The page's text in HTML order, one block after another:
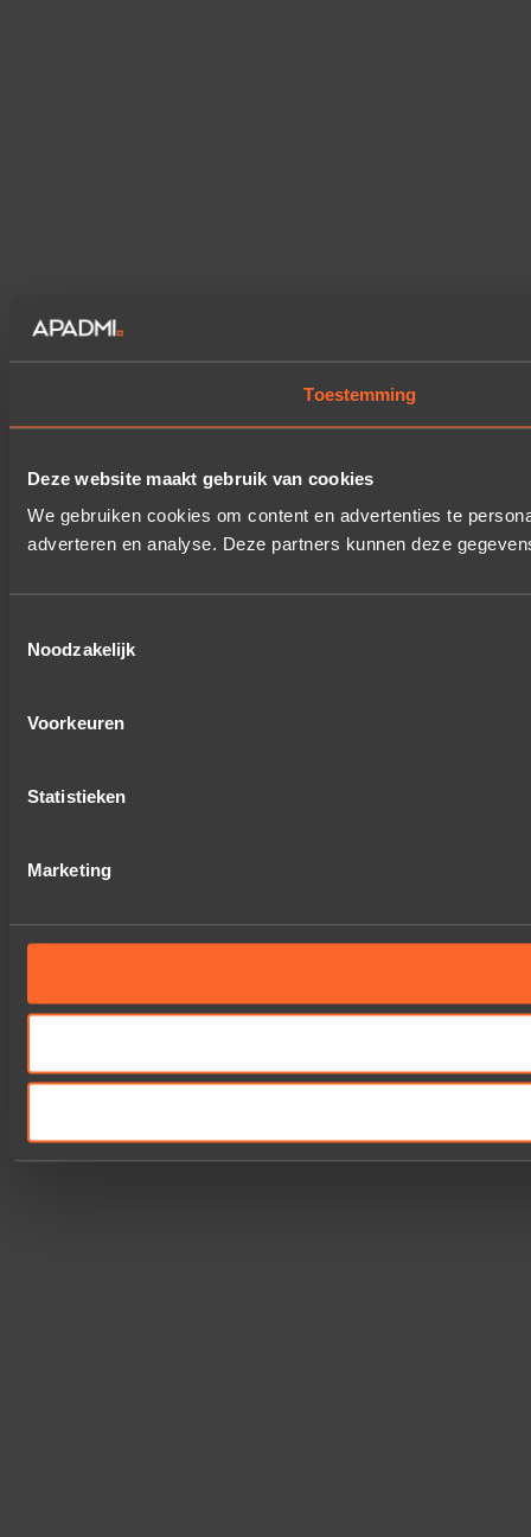
Toestemming
Deze website maakt gebruik van cookies
We gebruiken cookies om content en advertenties te
adverteren en analyse. Deze partners kunnen deze
Noodzakelijk
Voorkeuren
Statistieken
Marketing